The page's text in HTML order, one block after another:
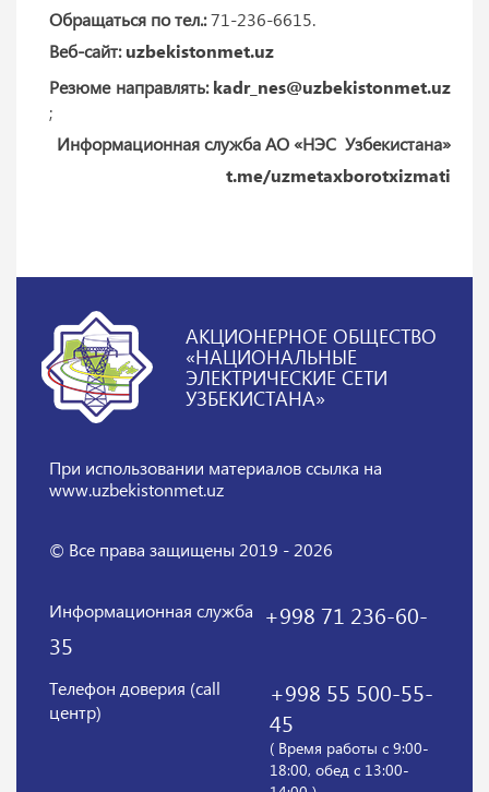
Обращаться по тел.:71-236-6615.
Веб-сайт: uzbekistonmet.uz
Резюме направлять: kadr_nes@uzbekistonmet.uz
;
Информационная служба АО «НЭС Узбекистана»
t.me/uzmetaxborotxizmati
АКЦИОНЕРНОЕ ОБЩЕСТВО
«НАЦИОНАЛЬНЫЕ
ЭЛЕКТРИЧЕСКИЕ СЕТИ
УЗБЕКИСТАНА»
При использовании материаловссылка на
www.uzbekistonmet.uz
© Все права защищены 2019 - 2026
Информационная служба
+998 71 236-60-
35
Телефон доверия (call
центр)
+998 55 500-55-
45
( Время работы с 9:00-
18:00, обед с 13:00-